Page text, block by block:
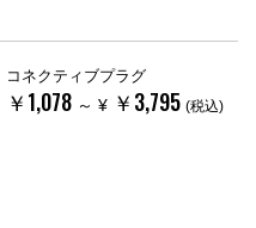
コネクティブプラグ
￥1,078 ～ ¥ ￥3,795 (税込)